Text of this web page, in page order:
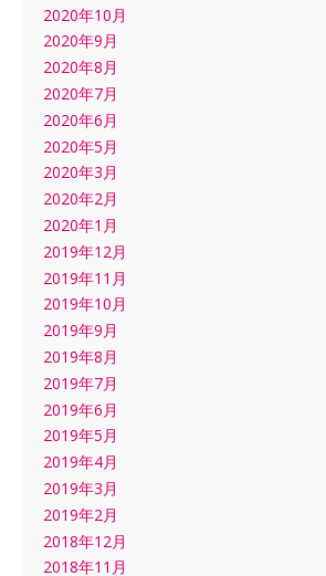
2020年10月
2020年9月
2020年8月
2020年7月
2020年6月
2020年5月
2020年3月
2020年2月
2020年1月
2019年12月
2019年11月
2019年10月
2019年9月
2019年8月
2019年7月
2019年6月
2019年5月
2019年4月
2019年3月
2019年2月
2018年12月
2018年11月